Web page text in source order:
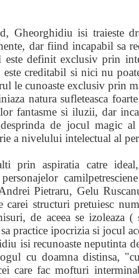
Gheorghidiu isi traieste
dar fiind incapabil sa
este definit exclusiv prin
creditabil si nici nu
le cunoaste exclusiv prin
natura sufleteasca
fantasme si iluzii, dar
de jocul magic
a nivelului intelectual al
prin aspiratia catre
Pietraru, Gelu
carei structuri pretuiesc
de aceea se izoleaza
practice ipocrizia si jocul
isi recunoaste neputinta
cu doamna distinsa,
care fac mofturi